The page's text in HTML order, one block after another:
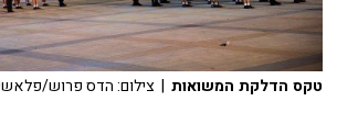
טקס הדלקת המשואות | צילום: הדס פרוש/פלאש90